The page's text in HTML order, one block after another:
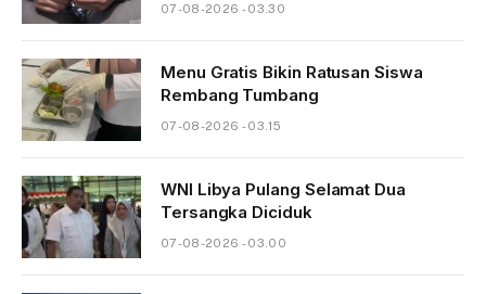
07-08-2026 - 03.30
Menu Gratis Bikin Ratusan Siswa
Rembang Tumbang
07-08-2026 - 03.15
WNI Libya Pulang Selamat Dua
Tersangka Diciduk
07-08-2026 - 03.00